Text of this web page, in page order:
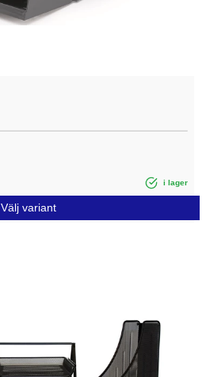
i lager
Välj variant